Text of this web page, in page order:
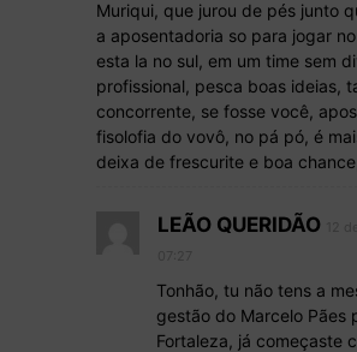
Muriqui, que jurou de pés junto
a aposentadoria so para jogar
esta la no sul, em um time sem
profissional, pesca boas ideias,
concorrente, se fosse você,
fisolofia do vovô, no pá pó, é
deixa de frescurite e boa
LEÃO QUERIDÃO
Tonhão, tu não tens a
gestão do Marcelo Pães
Fortaleza, já começaste